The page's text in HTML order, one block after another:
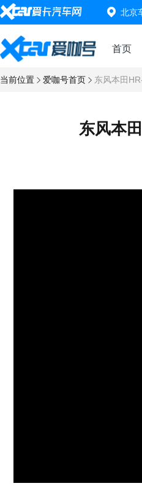
北京
首页
当前位置 爱咖号首页 东风本田
东风本